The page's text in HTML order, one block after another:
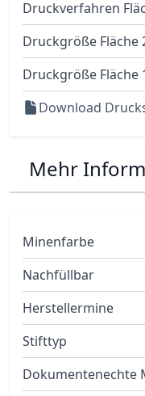
Druckverfahren
Druckgröße Fläche
Druckgröße Fläche
Download
Mehr
Minenfarbe
Nachfüllbar
Herstellermine
Stifttyp
Dokumentenechte